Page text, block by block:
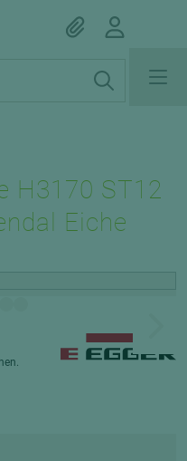
H3170 ST12
Eiche